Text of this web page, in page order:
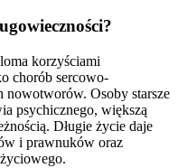
korzyściami
chorób sercowo-
Osoby starsze
psychicznego, większą
Długie życie daje
i prawnuków oraz